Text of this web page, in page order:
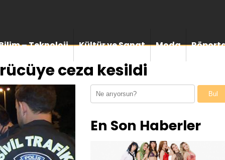
– Teknoloji Kültür ve Sanat Moda
ceza kesildi
Bul
En Son Haberler